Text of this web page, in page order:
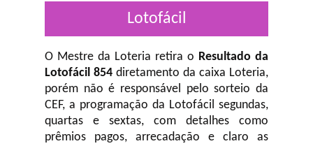
Lotofácil
O Mestre da Loteria retira o Resultado da
Lotofácil 854 diretamento da caixa Loteria,
porém não é responsável pelo sorteio da
CEF, a programação da Lotofácil segundas,
quartas e sextas, com detalhes como
prêmios pagos, arrecadação e claro as